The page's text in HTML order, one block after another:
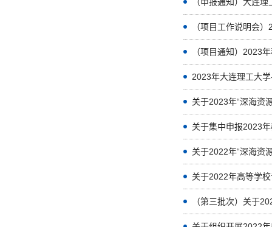
（项目通知）2023
2023年大连理工大
关于2023年“深海资
关于集中申报2023
关于2022年“深海资
关于2022年高等学
（第三批次）关于